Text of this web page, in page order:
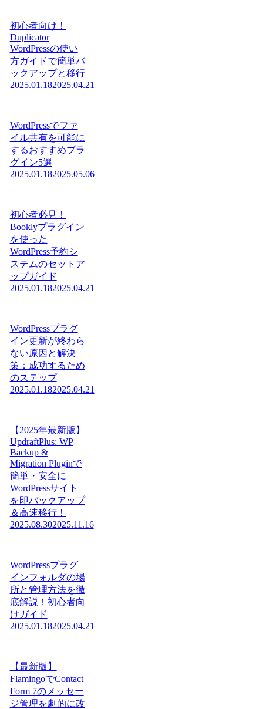
初心者向け！
Duplicator
WordPressの使い
方ガイドで簡単バ
ックアップと移行
2025.01.182025.04.21
WordPressでファ
イル共有を可能に
するおすすめプラ
グイン5選
2025.01.182025.05.06
初心者必見！
Booklyプラグイン
を使った
WordPress予約シ
ステムのセットア
ップガイド
2025.01.182025.04.21
WordPressプラグ
イン更新が終わら
ない原因と解決
策：成功するため
のステップ
2025.01.182025.04.21
【2025年最新版】
UpdraftPlus: WP
Backup &
Migration Pluginで
簡単・安全に
WordPressサイト
を即バックアップ
＆高速移行！
2025.08.302025.11.16
WordPressプラグ
インフォルダの場
所と管理方法を徹
底解説！初心者向
けガイド
2025.01.182025.04.21
【最新版】
FlamingoでContact
Form 7のメッセー
ジ管理を劇的に改